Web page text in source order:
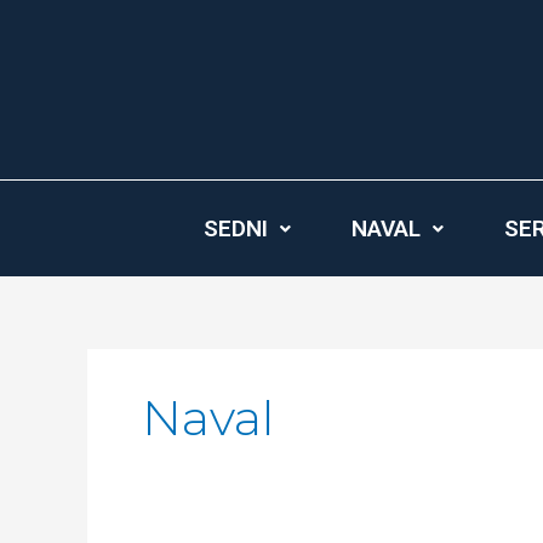
SEDNI NAVAL
Naval